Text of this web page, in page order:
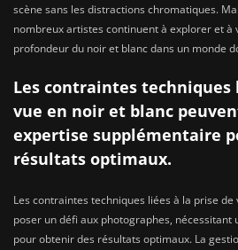
scène sans les distractions chromatiques.
nombreux artistes continuent à explorer et à
profondeur du noir et blanc dans un monde
Les contraintes techniques
vue en noir et blanc
expertise supplémentaire
résultats optimaux.
Les contraintes techniques liées à la prise
poser un défi aux photographes,
pour obtenir des résultats optimaux. La